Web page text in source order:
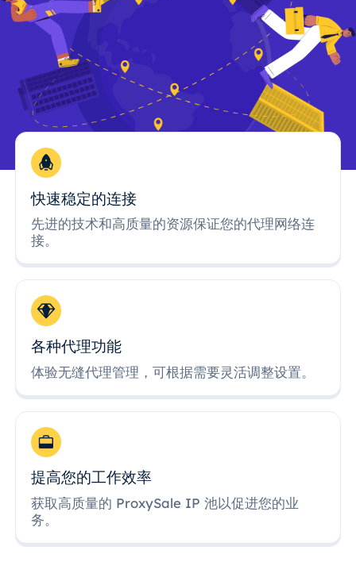
快速稳定的连接
先进的技术和高质量的资源保证您的代理网络连
接。
各种代理功能
体验无缝代理管理，可根据需要灵活调整设置。
提高您的工作效率
获取高质量的 ProxySale IP 池以促进您的业
务。